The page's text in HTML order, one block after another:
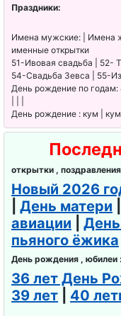
Праздники:
Имена мужские: | Имена
именные открытки
51-Ивовая свадьба | 52-
54-Свадьба Зевса | 55-
День рождение по годам:
День рождение : кум |
открытки ,
Новый 2026
День матери
авиации
пьяного ёжика
День рождения , юбилеи :
36 лет День
39 лет
40